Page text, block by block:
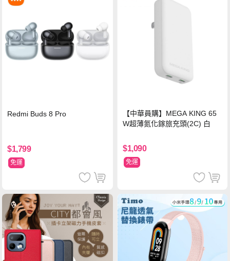
Redmi Buds 8 Pro
$1,799
免運
【中華員購】MEGA KING 65
W超薄氮化鎵旅充頭(2C) 白
$1,090
免運